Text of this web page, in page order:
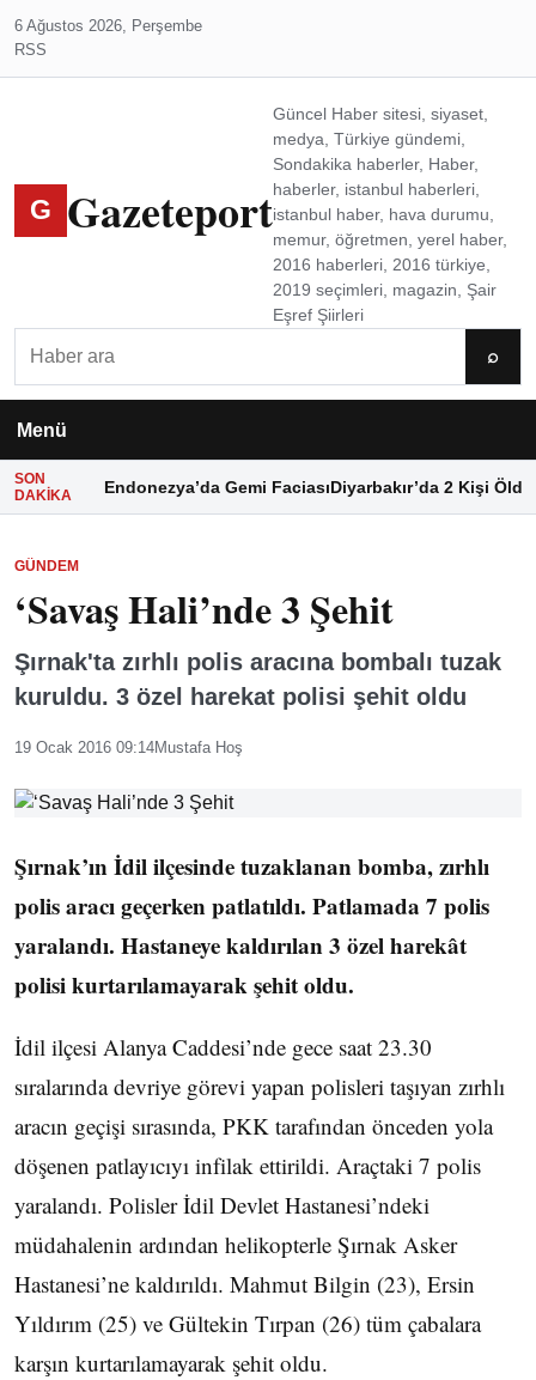
6 Ağustos 2026, Perşembe
RSS
G Gazeteport
Güncel Haber sitesi, siyaset,
medya, Türkiye gündemi,
Sondakika haberler, Haber,
haberler, istanbul haberleri,
istanbul haber, hava durumu,
memur, öğretmen, yerel haber,
2016 haberleri, 2016 türkiye,
2019 seçimleri, magazin, Şair
Eşref Şiirleri
⌕
Menü
SON
DAKIKA
Endonezya’da Gemi FaciasıDiyarbakır’da 2 Kişi Öldü
GÜNDEM
‘Savaş Hali’nde 3 Şehit
Şırnak'ta zırhlı polis aracına bombalı tuzak
kuruldu. 3 özel harekat polisi şehit oldu
19 Ocak 2016 09:14Mustafa Hoş
Şırnak’ın İdil ilçesinde tuzaklanan bomba, zırhlı
polis aracı geçerken patlatıldı. Patlamada 7 polis
yaralandı. Hastaneye kaldırılan 3 özel harekât
polisi kurtarılamayarak şehit oldu.
İdil ilçesi Alanya Caddesi’nde gece saat 23.30
sıralarında devriye görevi yapan polisleri taşıyan zırhlı
aracın geçişi sırasında, PKK tarafından önceden yola
döşenen patlayıcıyı infilak ettirildi. Araçtaki 7 polis
yaralandı. Polisler İdil Devlet Hastanesi’ndeki
müdahalenin ardından helikopterle Şırnak Asker
Hastanesi’ne kaldırıldı. Mahmut Bilgin (23), Ersin
Yıldırım (25) ve Gültekin Tırpan (26) tüm çabalara
karşın kurtarılamayarak şehit oldu.